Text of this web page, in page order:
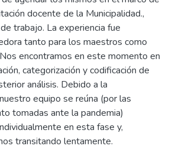
docente de la Municipalidad.,
trabajo. La experiencia fue
tanto para los maestros como
encontramos en este momento en
categorización y codificación de
análisis. Debido a la
equipo se reúna (por las
tomadas ante la pandemia)
en esta fase y,
transitando lentamente.